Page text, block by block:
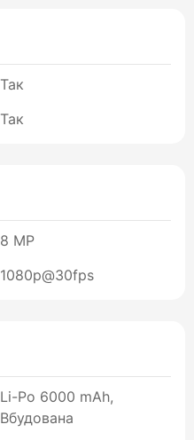
Так
Так
8 MP
1080p@30fps
Li-Po 6000 mAh,
Вбудована